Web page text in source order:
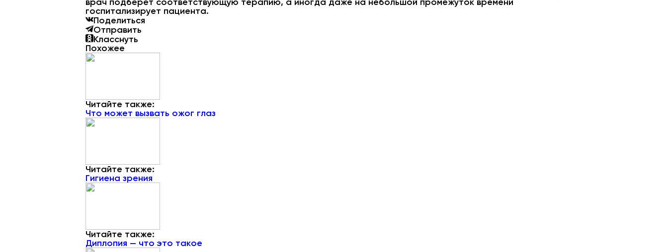
госпитализирует пациента.
Поделиться
Отправить
Класснуть
Похожее
Читайте также:
Что может вызвать ожог глаз
Читайте также:
Гигиена зрения
Читайте также:
Диплопия — что это такое